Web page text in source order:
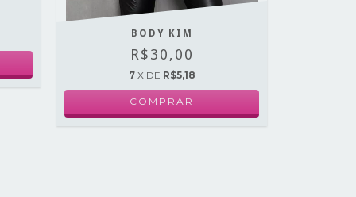
BODY KIM
R$30,00
7 X DE R$5,18
COMPRAR